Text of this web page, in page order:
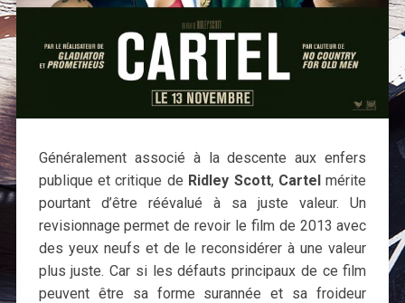
Généralement associé à la descente aux enfers
publique et critique de Ridley Scott, Cartelmérite
pourtant d’être réévalué à sa juste valeur. Un
revisionnage permet de revoir le film de 2013 avec
des yeux neufs et de le reconsidérer à une valeur
plus juste. Car si les défauts principaux de ce film
peuvent être sa forme surannée et sa froideur